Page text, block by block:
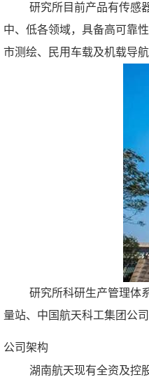
研究所目前产品有传感
中、低各领域，具备高可靠
市测绘、民用车载及机载导
研究所科研生产管理体
量站、中国航天科工集团公
公司架构
湖南航天现有全资及控